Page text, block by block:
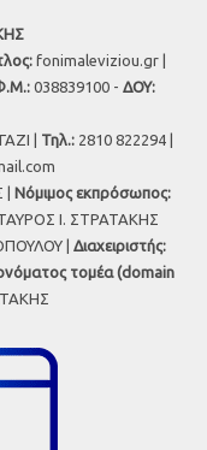
fonimaleviziou.gr |
038839100 - ΔΟΥ:
| Τηλ.: 2810 822294 |
Νόμιμος εκπρόσωπος:
Ι. ΣΤΡΑΤΑΚΗΣ
| Διαχειριστής:
τομέα (domain